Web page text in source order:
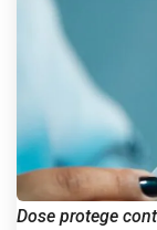
Dose protege